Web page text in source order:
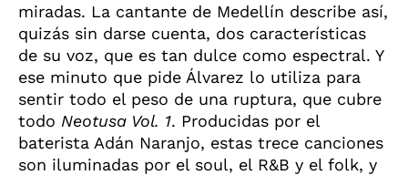
miradas. La cantante de Medellín describe así,
quizás sin darse cuenta, dos características
de su voz, que es tan dulce como espectral. Y
ese minuto que pide Álvarez lo utiliza para
sentir todo el peso de una ruptura, que cubre
todo Neotusa Vol. 1. Producidas por el
baterista Adán Naranjo, estas trece canciones
son iluminadas por el soul, el R&B y el folk, y